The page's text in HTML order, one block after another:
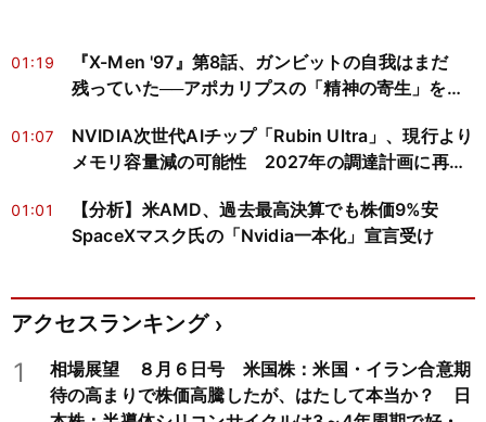
01:19
『X-Men '97』第8話、ガンビットの自我はまだ
残っていた──アポカリプスの「精神の寄生」を神
01:07
NVIDIA次世代AIチップ「Rubin Ultra」、現行より
メモリ容量減の可能性 2027年の調達計画に再検
01:01
【分析】米AMD、過去最高決算でも株価9%安
SpaceXマスク氏の「Nvidia一本化」宣言受け
アクセスランキング
1
相場展望 ８月６日号 米国株：米国・イラン合意期
待の高まりで株価高騰したが、はたして本当か？ 日